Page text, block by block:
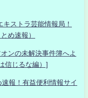
ストラ芸能情報局！
め速報）
ンの未解決事件簿へよ
信じるな編）]
報！有益便利情報サイ